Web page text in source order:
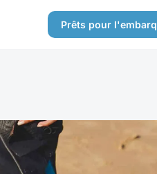
Prêts pour